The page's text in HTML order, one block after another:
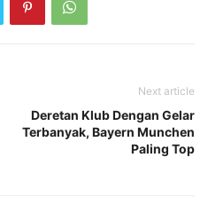
Next article
Deretan Klub Dengan Gelar
Terbanyak, Bayern Munchen
Paling Top